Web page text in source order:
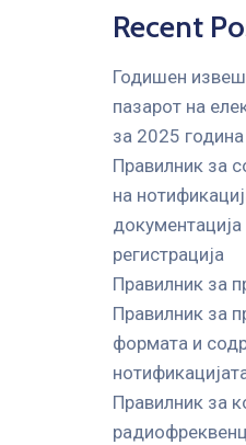
Recent
Годишен
пазарот на
за 2025 година
Правилник за
на
регистрација
Правилник за
Правилник за
формата и
Правилник за